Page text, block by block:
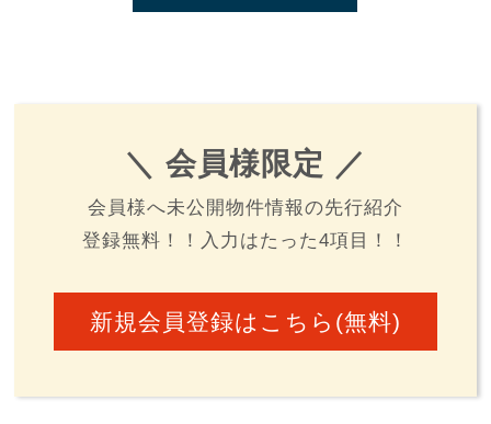
＼ 会員様限定 ／
会員様へ未公開物件情報の先行紹介
登録無料！！入力はたった4項目！！
新規会員登録はこちら(無料)